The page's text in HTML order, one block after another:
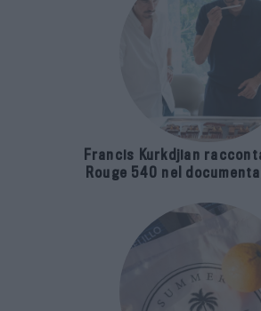
Francis Kurkdjian
Rouge 540 nel